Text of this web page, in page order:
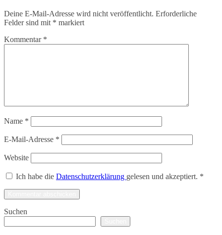
Deine E-Mail-Adresse wird nicht veröffentlicht. Erforderliche
Felder sind mit * markiert
Kommentar *
Name *
E-Mail-Adresse *
Website
Ich habe die Datenschutzerklärung gelesen und akzeptiert. *
Suchen